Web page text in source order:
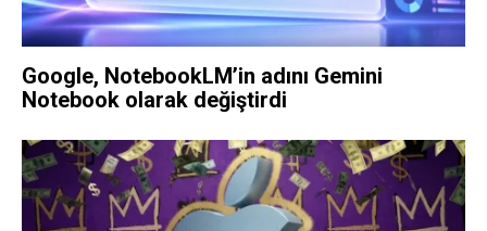
Google, NotebookLM’in adını Gemini
Notebook olarak değiştirdi